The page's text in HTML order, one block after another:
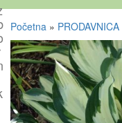
Početna » PRODAVNICA